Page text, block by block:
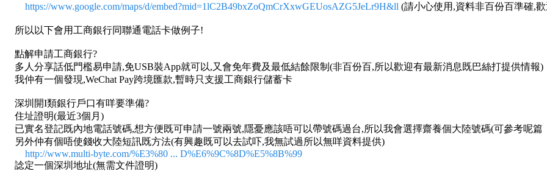
https://www.google.com/maps/d/embed?mid=1lC2B49bxZoQmCrXxwGEUosAZG5JeLr9H&ll (請小心使用,資料非百份百準確,
所以以下會用工商銀行同聯通電話卡做例子!
點解申請工商銀行?
多人分享話低門檻易申請,免USB裝App就可以,又會免年費及最低結餘限制(非百份百,所以歡迎有最新消息既巴絲打提供情報)
我仲有一個發現,WeChat Pay跨境匯款,暫時只支援工商銀行儲蓄卡
深圳開I類銀行戶口有咩要準備?
住址證明(最近3個月)
已實名登記既內地電話號碼,想方便既可申請一號兩號,隱憂應該唔可以帶號碼過台,所以我會選擇齋養個大陸號碼(可參考呢篇
另外仲有個唔使錢收大陸短訊既方法(有興趣既可以去試吓,我無試過所以無咩資料提供)
http://www.multi-byte.com/%E3%80 ... D%E6%9C%8D%E5%8B%99
諗定一個深圳地址(無需文件證明)